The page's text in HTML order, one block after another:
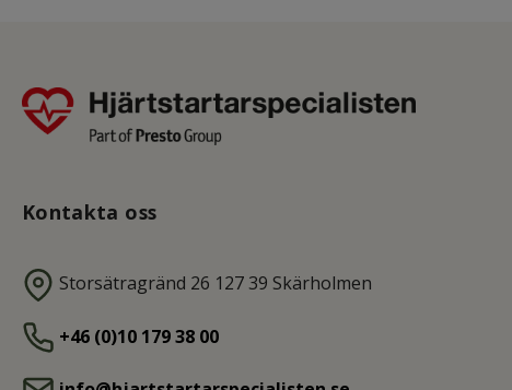
Kontakta oss
Storsätragränd 26 127 39 Skärholmen
+46 (0)10 179 38 00